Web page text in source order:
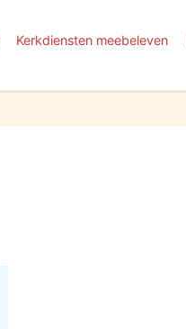
Kerkdiensten meebeleven